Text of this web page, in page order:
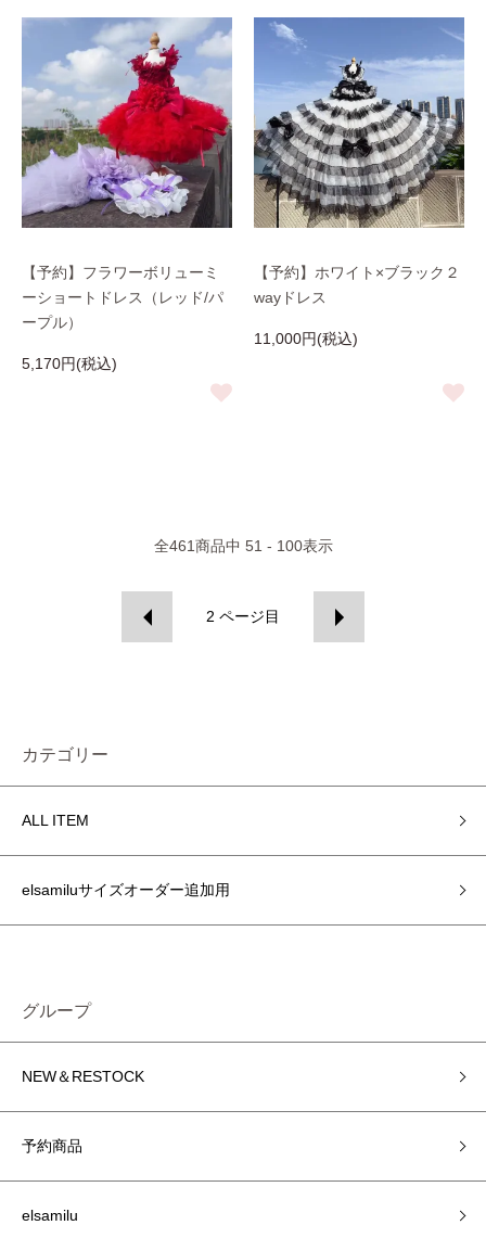
【予約】フラワーボリューミ
ーショートドレス（レッド/パ
ープル）
5,170円(税込)
【予約】ホワイト×ブラック２
wayドレス
11,000円(税込)
全461商品中 51 - 100表示
2 ページ目
カテゴリー
ALL ITEM
elsamiluサイズオーダー追加用
グループ
NEW＆RESTOCK
予約商品
elsamilu